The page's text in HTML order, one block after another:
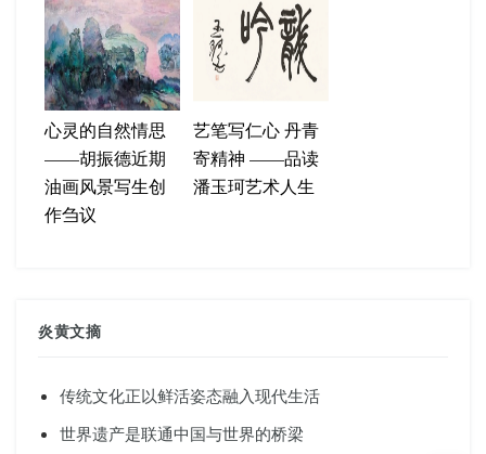
心灵的自然情思
——胡振德近期
油画风景写生创
作刍议
艺笔写仁心 丹青
寄精神 ——品读
潘玉珂艺术人生
炎黄文摘
传统文化正以鲜活姿态融入现代生活
世界遗产是联通中国与世界的桥梁